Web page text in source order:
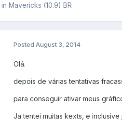
in Mavericks (10.9) BR
Posted August 3, 2014
Olá.
depois de várias tentativas
para conseguir ativar meus
Ja tentei muitas kexts, e